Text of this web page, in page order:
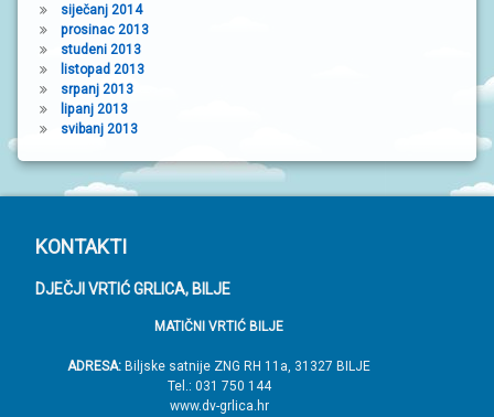
siječanj 2014
prosinac 2013
studeni 2013
listopad 2013
srpanj 2013
lipanj 2013
svibanj 2013
P
o
KONTAKTI
DJEČJI VRTIĆ GRLICA, BILJE
MATIČNI VRTIĆ BILJE
ADRESA: Biljske satnije ZNG RH 11a, 31327 BILJE
Tel.: 031 750 144
www.dv-grlica.hr